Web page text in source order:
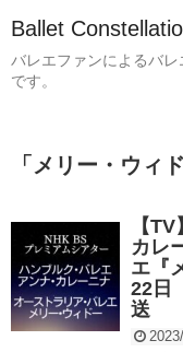
Ballet
バレエファンによるバ
です。
「 メリー・ウィ
【
カレ
エ『
22日
送